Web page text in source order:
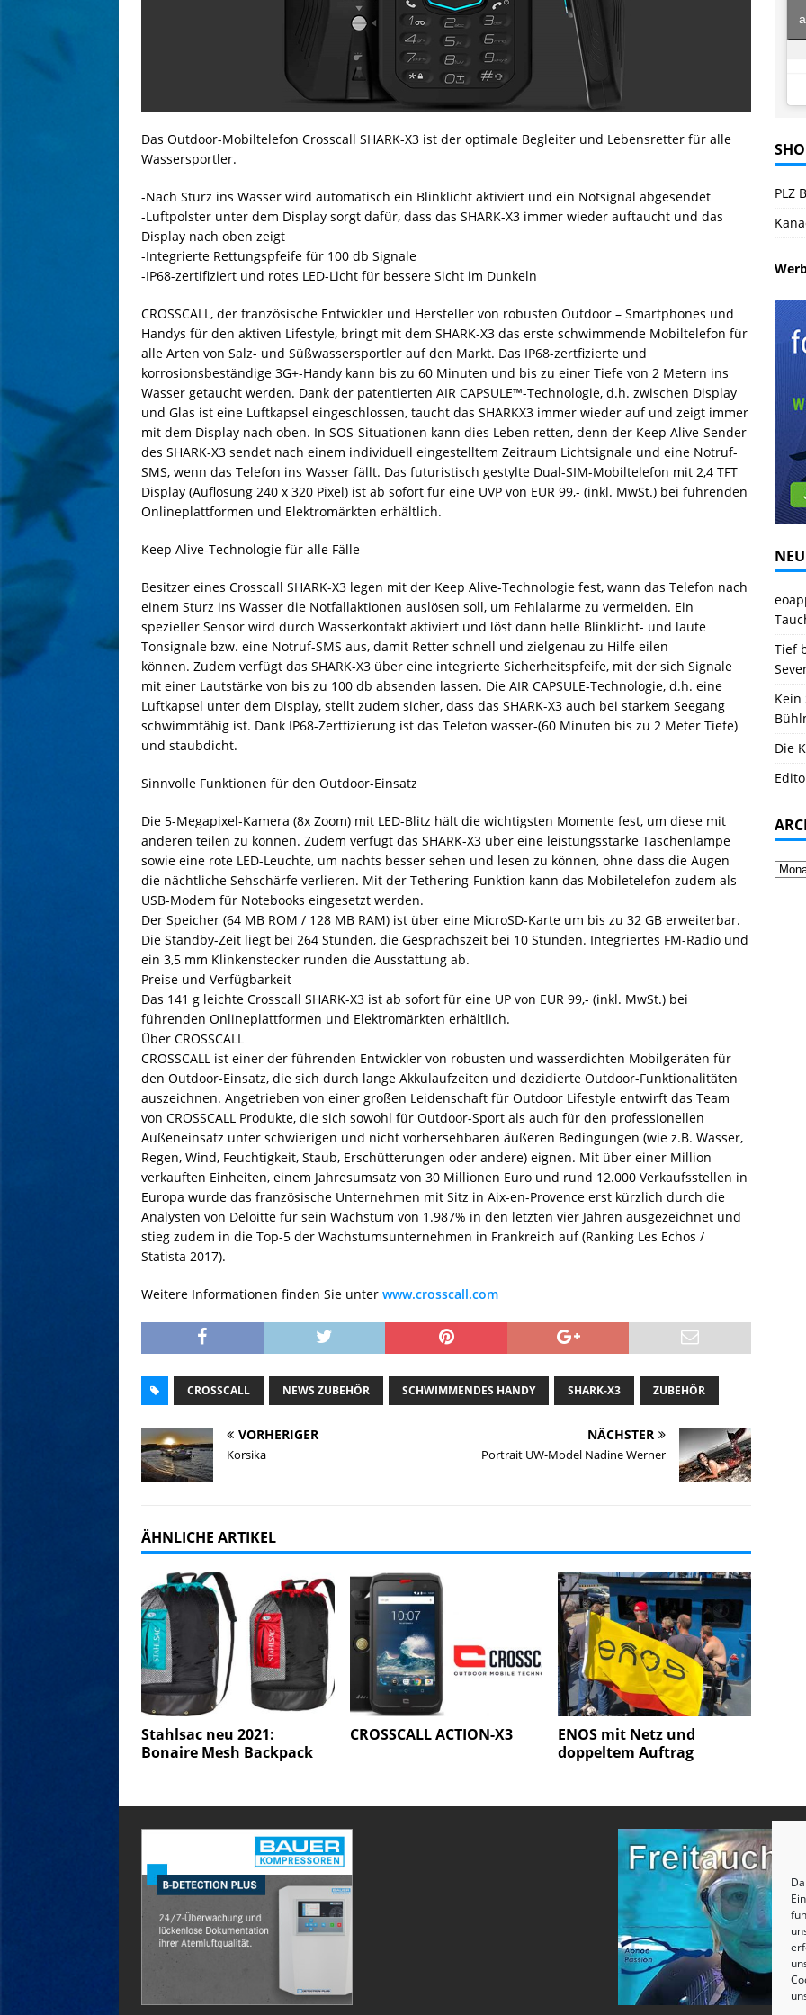
Das Outdoor-Mobiltelefon Crosscall SHARK-X3 ist der optimale Begleiter und Lebensretter für alle
Wassersportler.
-Nach Sturz ins Wasser wird automatisch ein Blinklicht aktiviert und ein Notsignal abgesendet
-Luftpolster unter dem Display sorgt dafür, dass das SHARK-X3 immer wieder auftaucht und das
Display nach oben zeigt
-Integrierte Rettungspfeife für 100 db Signale
-IP68-zertifiziert und rotes LED-Licht für bessere Sicht im Dunkeln
CROSSCALL, der französische Entwickler und Hersteller von robusten Outdoor – Smartphones und
Handys für den aktiven Lifestyle, bringt mit dem SHARK-X3 das erste schwimmende Mobiltelefon für
alle Arten von Salz- und Süßwassersportler auf den Markt. Das IP68-zertfizierte und
korrosionsbeständige 3G+-Handy kann bis zu 60 Minuten und bis zu einer Tiefe von 2 Metern ins
Wasser getaucht werden. Dank der patentierten AIR CAPSULE™-Technologie, d.h. zwischen Display
und Glas ist eine Luftkapsel eingeschlossen, taucht das SHARKX3 immer wieder auf und zeigt immer
mit dem Display nach oben. In SOS-Situationen kann dies Leben retten, denn der Keep Alive-Sender
des SHARK-X3 sendet nach einem individuell eingestelltem Zeitraum Lichtsignale und eine Notruf-
SMS, wenn das Telefon ins Wasser fällt. Das futuristisch gestylte Dual-SIM-Mobiltelefon mit 2,4 TFT
Display (Auflösung 240 x 320 Pixel) ist ab sofort für eine UVP von EUR 99,- (inkl. MwSt.) bei führenden
Onlineplattformen und Elektromärkten erhältlich.
Keep Alive-Technologie für alle Fälle
Besitzer eines Crosscall SHARK-X3 legen mit der Keep Alive-Technologie fest, wann das Telefon nach
einem Sturz ins Wasser die Notfallaktionen auslösen soll, um Fehlalarme zu vermeiden. Ein
spezieller Sensor wird durch Wasserkontakt aktiviert und löst dann helle Blinklicht- und laute
Tonsignale bzw. eine Notruf-SMS aus, damit Retter schnell und zielgenau zu Hilfe eilen
können. Zudem verfügt das SHARK-X3 über eine integrierte Sicherheitspfeife, mit der sich Signale
mit einer Lautstärke von bis zu 100 db absenden lassen. Die AIR CAPSULE-Technologie, d.h. eine
Luftkapsel unter dem Display, stellt zudem sicher, dass das SHARK-X3 auch bei starkem Seegang
schwimmfähig ist. Dank IP68-Zertfizierung ist das Telefon wasser-(60 Minuten bis zu 2 Meter Tiefe)
und staubdicht.
Sinnvolle Funktionen für den Outdoor-Einsatz
Die 5-Megapixel-Kamera (8x Zoom) mit LED-Blitz hält die wichtigsten Momente fest, um diese mit
anderen teilen zu können. Zudem verfügt das SHARK-X3 über eine leistungsstarke Taschenlampe
sowie eine rote LED-Leuchte, um nachts besser sehen und lesen zu können, ohne dass die Augen
die nächtliche Sehschärfe verlieren. Mit der Tethering-Funktion kann das Mobiletelefon zudem als
USB-Modem für Notebooks eingesetzt werden.
Der Speicher (64 MB ROM / 128 MB RAM) ist über eine MicroSD-Karte um bis zu 32 GB erweiterbar.
Die Standby-Zeit liegt bei 264 Stunden, die Gesprächszeit bei 10 Stunden. Integriertes FM-Radio und
ein 3,5 mm Klinkenstecker runden die Ausstattung ab.
Preise und Verfügbarkeit
Das 141 g leichte Crosscall SHARK-X3 ist ab sofort für eine UP von EUR 99,- (inkl. MwSt.) bei
führenden Onlineplattformen und Elektromärkten erhältlich.
Über CROSSCALL
CROSSCALL ist einer der führenden Entwickler von robusten und wasserdichten Mobilgeräten für
den Outdoor-Einsatz, die sich durch lange Akkulaufzeiten und dezidierte Outdoor-Funktionalitäten
auszeichnen. Angetrieben von einer großen Leidenschaft für Outdoor Lifestyle entwirft das Team
von CROSSCALL Produkte, die sich sowohl für Outdoor-Sport als auch für den professionellen
Außeneinsatz unter schwierigen und nicht vorhersehbaren äußeren Bedingungen (wie z.B. Wasser,
Regen, Wind, Feuchtigkeit, Staub, Erschütterungen oder andere) eignen. Mit über einer Million
verkauften Einheiten, einem Jahresumsatz von 30 Millionen Euro und rund 12.000 Verkaufsstellen in
Europa wurde das französische Unternehmen mit Sitz in Aix-en-Provence erst kürzlich durch die
Analysten von Deloitte für sein Wachstum von 1.987% in den letzten vier Jahren ausgezeichnet und
stieg zudem in die Top-5 der Wachstumsunternehmen in Frankreich auf (Ranking Les Echos /
Statista 2017).
Weitere Informationen finden Sie unter www.crosscall.com
CROSSCALL NEWS ZUBEHÖR SCHWIMMENDES HANDY SHARK-X3 ZUBEHÖR
VORHERIGER
Korsika
NÄCHSTER
Portrait UW-Model Nadine Werner
ÄHNLICHE ARTIKEL
Stahlsac neu 2021:
Bonaire Mesh Backpack
CROSSCALL ACTION-X3
ENOS mit Netz und
doppeltem Auftrag
PLZ
Tief
Die